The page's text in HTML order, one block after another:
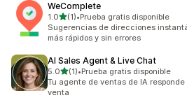
WeComplete
1.0de 5 estrellas
(1)
1 reseñas en total
•Prueba gratis disponible
Sugerencias de direcciones
más rápidos y sin errores
AI Sales Agent & Live Chat
5.0de 5 estrellas
(1)
1 reseñas en total
•Prueba gratis disponible
Tu agente de ventas de IA
venta